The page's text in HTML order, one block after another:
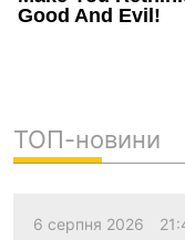
ТОП-новини
6 серпня 2026